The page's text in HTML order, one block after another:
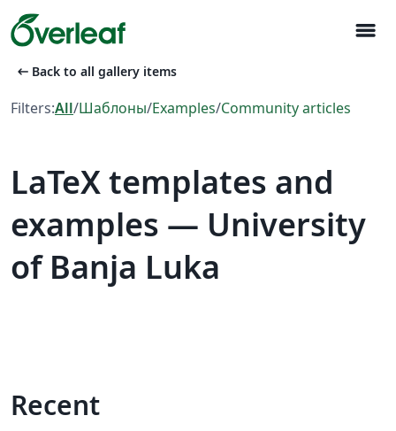
menu
arrow_left_alt Back to all gallery items
Filters:All/Шаблоны/Examples/Community articles
LaTeX templates and
examples — University
of Banja Luka
Recent